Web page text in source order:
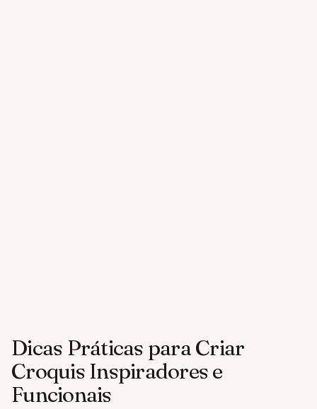
Dicas Práticas para Criar
Croquis Inspiradores e
Funcionais